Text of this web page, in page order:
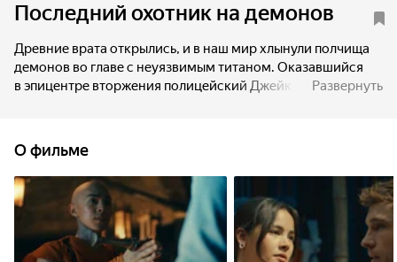
Последний охотник на демонов
Древние врата открылись, и в наш мир хлынули полчища
демонов во главе с неуязвимым титаном. Оказавшийся
в эпицентре вторжения полицейский Джейк пытается
Развернуть
О фильме